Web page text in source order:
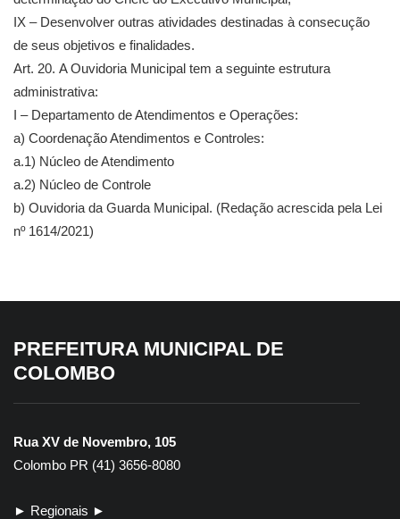
IX – Desenvolver outras atividades destinadas à consecução
de seus objetivos e finalidades.
Art. 20. A Ouvidoria Municipal tem a seguinte estrutura
administrativa:
I – Departamento de Atendimentos e Operações:
a) Coordenação Atendimentos e Controles:
a.1) Núcleo de Atendimento
a.2) Núcleo de Controle
b) Ouvidoria da Guarda Municipal. (Redação acrescida pela Lei
nº 1614/2021)
PREFEITURA MUNICIPAL DE
COLOMBO
Rua XV de Novembro, 105
Colombo PR (41) 3656-8080
► Regionais ►